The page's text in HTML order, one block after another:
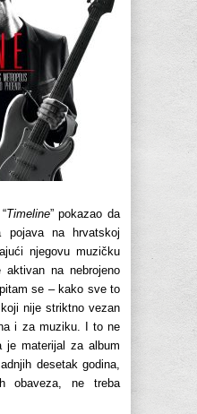
Timeline” pokazao da
pojava na hrvatskoj
njegovu muzičku
na nebrojeno
se – kako sve to
nije striktno vezan
i za muziku. I to ne
je materijal za album
desetak godina,
obaveza, ne treba